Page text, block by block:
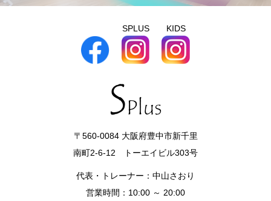
SPLUS KIDS
〒560-0084 大阪府豊中市新千里
南町2-6-12 トーエイビル303号
代表・トレーナー：中山さおり
営業時間：10:00 ～ 20:00